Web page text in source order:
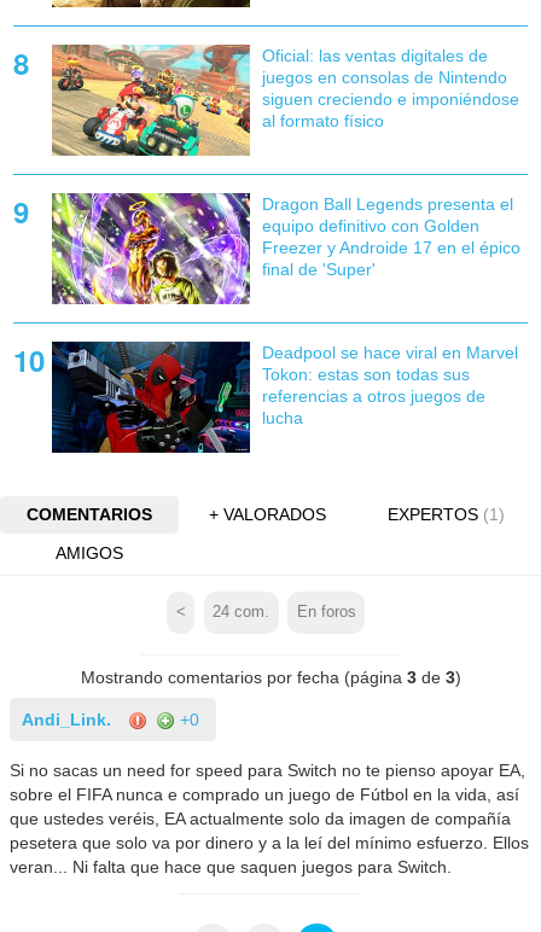
Oficial: las ventas digitales de
juegos en consolas de Nintendo
siguen creciendo e imponiéndose
al formato físico
Dragon Ball Legends presenta el
equipo definitivo con Golden
Freezer y Androide 17 en el épico
final de 'Super'
Deadpool se hace viral en Marvel
Tokon: estas son todas sus
referencias a otros juegos de
lucha
COMENTARIOS + VALORADOS EXPERTOS (1)
AMIGOS
< 24 com. En foros
Mostrando comentarios por fecha (página 3de 3)
Andi_Link. +0
Si no sacas un need for speed para Switch no te pienso apoyar EA,
sobre el FIFA nunca e comprado un juego de Fútbol en la vida, así
que ustedes veréis, EA actualmente solo da imagen de compañía
pesetera que solo va por dinero y a la leí del mínimo esfuerzo. Ellos
veran... Ni falta que hace que saquen juegos para Switch.